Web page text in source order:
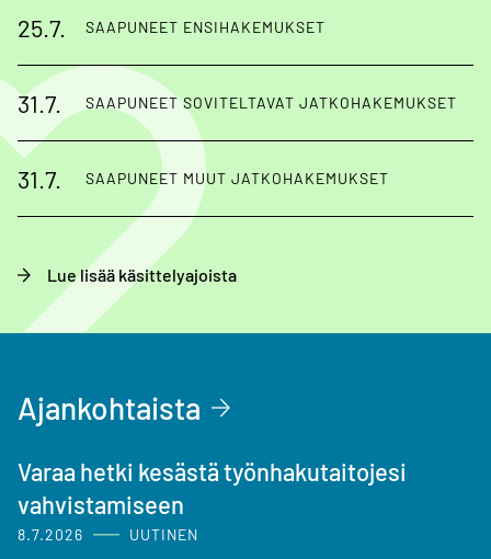
25.7. SAAPUNEET ENSIHAKEMUKSET
31.7. SAAPUNEET SOVITELTAVAT JATKOHAKEMUKSET
31.7. SAAPUNEET MUUT JATKOHAKEMUKSET
Lue lisää käsittelyajoista
Ajankohtaista
Varaa hetki kesästä työnhakutaitojesi
vahvistamiseen
8.7.2026 UUTINEN